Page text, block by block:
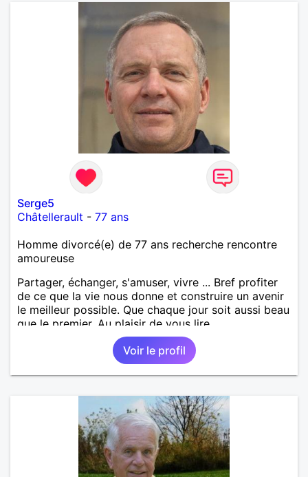
Serge5
Châtellerault - 77 ans
Homme divorcé(e) de 77 ans recherche rencontre
amoureuse
Partager, échanger, s'amuser, vivre ... Bref profiter
de ce que la vie nous donne et construire un avenir
le meilleur possible. Que chaque jour soit aussi beau
que le premier. Au plaisir de vous lire,
Voir le profil